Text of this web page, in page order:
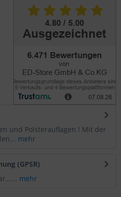
und Polsterauflagen ! Mit der
mehr
(GPSR)
mehr